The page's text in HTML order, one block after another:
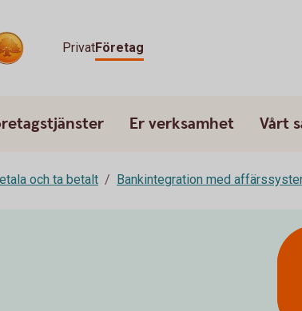
PrivatFöretag
Er verksamhet Vårt
och ta betalt Bankintegration med